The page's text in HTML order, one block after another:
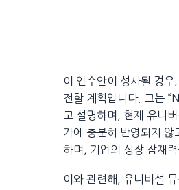
이 인수안이 성사될 경
전할 계획입니다. 그는
고 설명하며, 현재 유니
가에 충분히 반영되지 않
하며, 기업의 성장 잠재
이와 관련해, 유니버설